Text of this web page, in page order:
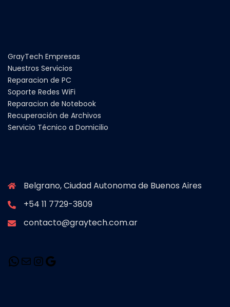
GrayTech Empresas
Nuestros Servicios
Reparacion de PC
Soporte Redes WiFi
Reparacion de Notebook
Recuperación de Archivos
Servicio Técnico a Domicilio
Belgrano, Ciudad Autonoma de Buenos Aires
+54 11 7729-3809
contacto@graytech.com.ar